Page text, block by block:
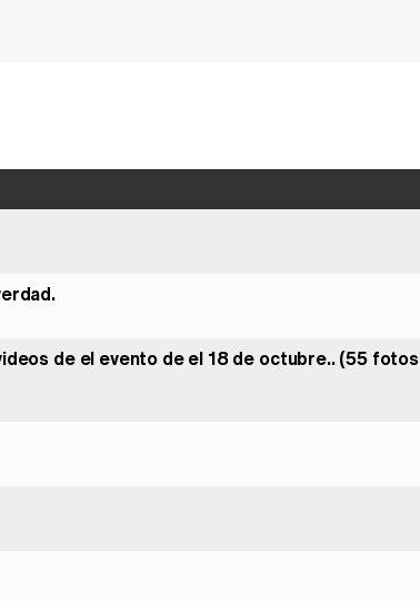
de el evento de el 18 de octubre.. (55 fotos